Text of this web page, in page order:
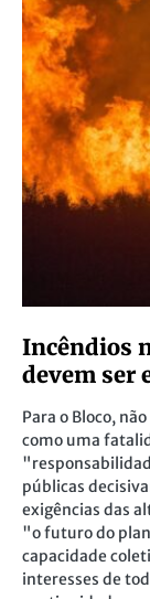
Incêndios
devem ser
Para o Bloco,
como uma
públicas
exigências das
"o futuro do
capacidade
interesses de